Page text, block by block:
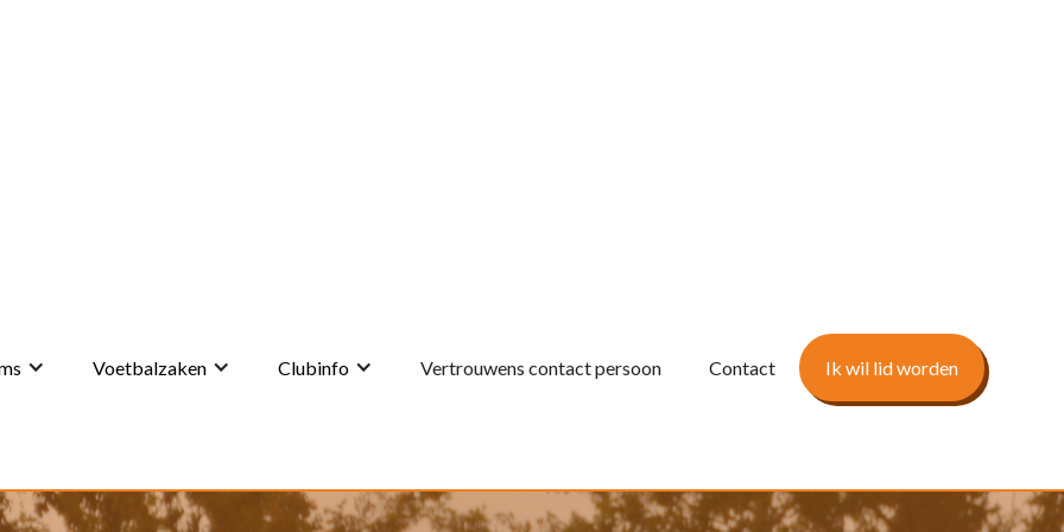
Voetbalzaken Clubinfo Vertrouwens contact persoon Contact Ik wil lid worden